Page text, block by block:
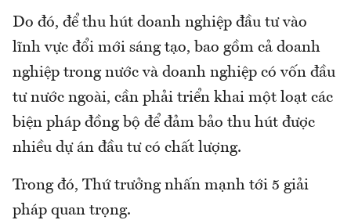
Do đó, để thu hút doanh nghiệp đầu tư vào
lĩnh vực đổi mới sáng tạo, bao gồm cả doanh
nghiệp trong nước và doanh nghiệp có vốn đầu
tư nước ngoài, cần phải triển khai một loạt các
biện pháp đồng bộ để đảm bảo thu hút được
nhiều dự án đầu tư có chất lượng.
Trong đó, Thứ trưởng nhấn mạnh tới 5 giải
pháp quan trọng.